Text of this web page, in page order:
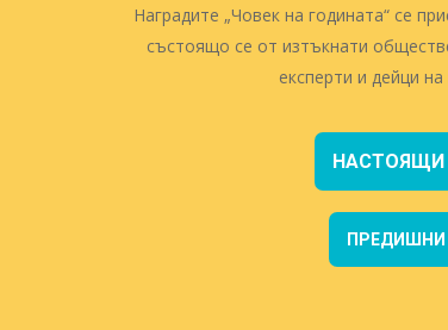
Наградите „Човек на годината“ се
състоящо се от изтъкнати
експерти и дейци
НАСТОЯЩИ
ПРЕДИШНИ